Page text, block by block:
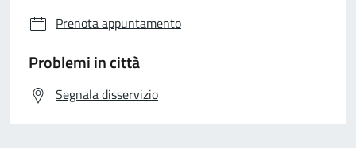
Prenota appuntamento
Problemi in città
Segnala disservizio